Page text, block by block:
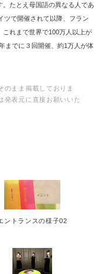
たとえ母国語の異なる人であ
ツで開催されて以降、フラン
れまで世界で100万人以上が
までに３回開催、約1万人が体
のまま掲載しておりま
発表元に直接お願いいた
ントランスの様子02